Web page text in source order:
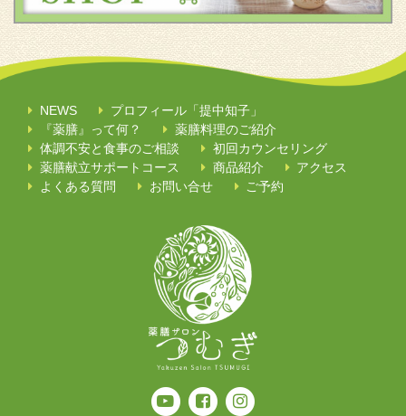
NEWS
プロフィール「提中知子」
『薬膳』って何？
薬膳料理のご紹介
体調不安と食事のご相談
初回カウンセリング
薬膳献立サポートコース
商品紹介
アクセス
よくある質問
お問い合せ ご予約